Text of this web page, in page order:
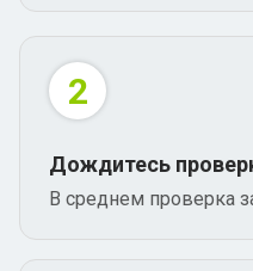
2
Дождитесь
В среднем проверка